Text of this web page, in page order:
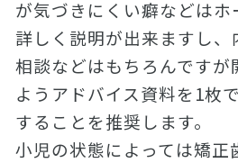
が気づきにくい癖などはホ
詳しく説明が出来ますし、
相談などはもちろんですが
ようアドバイス資料を1枚
することを推奨します。
小児の状態によっては矯正